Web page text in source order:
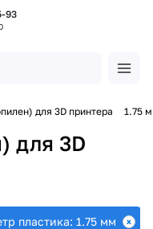
93
для 3D принтера 1.75
для 3D
пластика: 1.75 мм